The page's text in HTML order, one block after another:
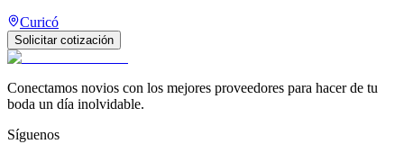
Curicó
Solicitar cotización
Conectamos novios con los mejores proveedores para hacer de tu
boda un día inolvidable.
Síguenos